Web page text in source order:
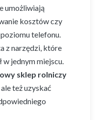
umożliwiają
kosztów czy
telefonu.
z narzędzi, które
w jednym miejscu.
sklep rolniczy
też uzyskać